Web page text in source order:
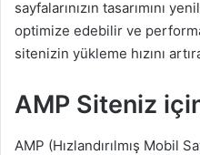
sayfalarınızın tasarımını
optimize edebilir ve
sitenizin yükleme hızını
AMP Siteniz
AMP (Hızlandırılmış Mobil